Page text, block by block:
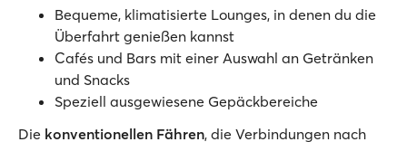
Bequeme, klimatisierte Lounges, in denen du die
Überfahrt genießen kannst
Cafés und Bars mit einer Auswahl an Getränken
und Snacks
Speziell ausgewiesene Gepäckbereiche
Die konventionellen Fähren, die Verbindungen nach